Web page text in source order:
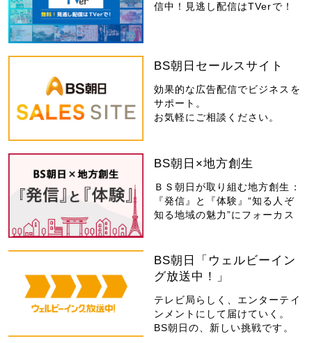
信中！見逃し配信はTVerで！
BS朝日セールスサイト
効果的な広告配信でビジネスを
サポート。
お気軽にご相談ください。
BS朝日×地方創生
ＢＳ朝日が取り組む地方創生：
『発信』と『体験』“知る人ぞ
知る地域の魅力”にフォーカス
BS朝日「ウェルビーイン
グ放送中！」
テレビ局らしく、エンターテイ
ンメントにして届けていく。
BS朝日の、新しい挑戦です。